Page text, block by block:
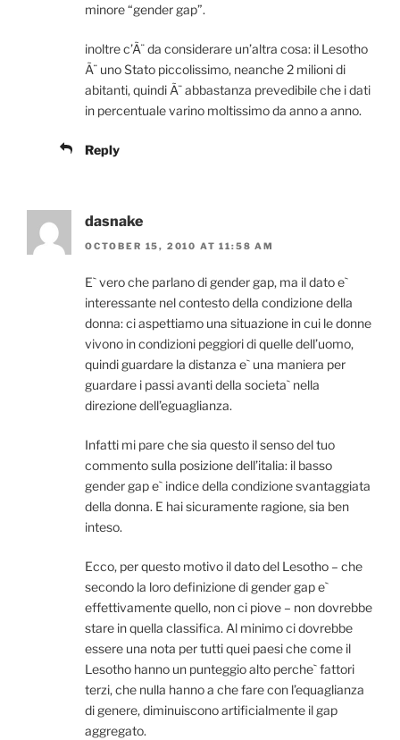
minore “gender gap”.
inoltre c’Ã¨ da considerare un’altra cosa: il Lesotho
Ã¨ uno Stato piccolissimo, neanche 2 milioni di
abitanti, quindi Ã¨ abbastanza prevedibile che i dati
in percentuale varino moltissimo da anno a anno.
Reply
dasnake
OCTOBER 15, 2010 AT 11:58 AM
E` vero che parlano di gender gap, ma il dato e`
interessante nel contesto della condizione della
donna: ci aspettiamo una situazione in cui le donne
vivono in condizioni peggiori di quelle dell’uomo,
quindi guardare la distanza e` una maniera per
guardare i passi avanti della societa` nella
direzione dell’eguaglianza.
Infatti mi pare che sia questo il senso del tuo
commento sulla posizione dell’italia: il basso
gender gap e` indice della condizione svantaggiata
della donna. E hai sicuramente ragione, sia ben
inteso.
Ecco, per questo motivo il dato del Lesotho – che
secondo la loro definizione di gender gap e`
effettivamente quello, non ci piove – non dovrebbe
stare in quella classifica. Al minimo ci dovrebbe
essere una nota per tutti quei paesi che come il
Lesotho hanno un punteggio alto perche` fattori
terzi, che nulla hanno a che fare con l’equaglianza
di genere, diminuiscono artificialmente il gap
aggregato.